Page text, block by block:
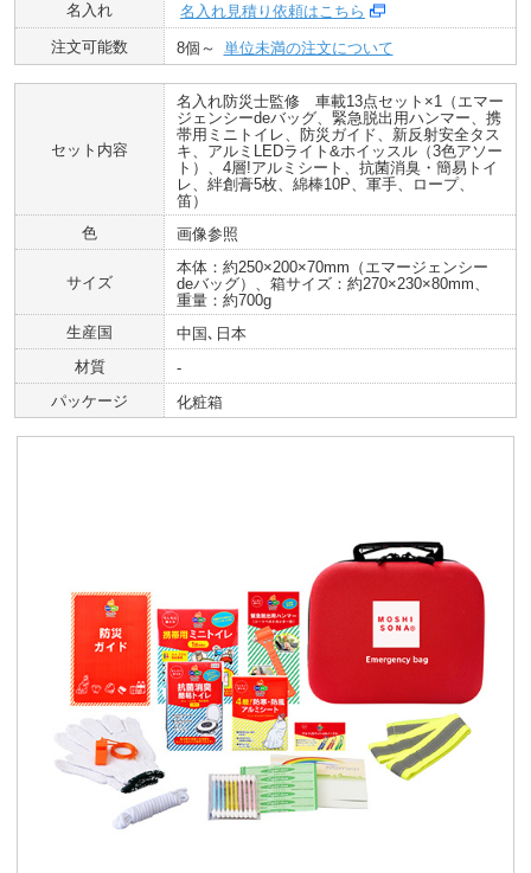
名入れ
名入れ見積り依頼はこちら
注文可能数
8個～ 単位未満の注文について
セット内容
名入れ防災士監修 車載13点セット×1（エマー
ジェンシーdeバッグ、緊急脱出用ハンマー、携
帯用ミニトイレ、防災ガイド、新反射安全タス
キ、アルミLEDライト&ホイッスル（3色アソー
ト）、4層!アルミシート、抗菌消臭・簡易トイ
レ、絆創膏5枚、綿棒10P、軍手、ロープ、
笛）
色
画像参照
サイズ
本体：約250×200×70mm（エマージェンシー
deバッグ）、箱サイズ：約270×230×80mm、
重量：約700g
生産国
中国､日本
材質
‐
パッケージ
化粧箱